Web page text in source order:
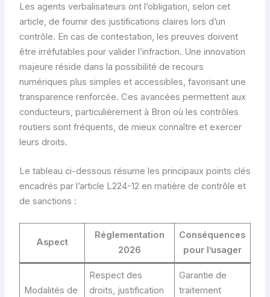
Les agents verbalisateurs ont l’obligation, selon cet
article, de fournir des justifications claires lors d’un
contrôle. En cas de contestation, les preuves doivent
être irréfutables pour valider l’infraction. Une innovation
majeure réside dans la possibilité de recours
numériques plus simples et accessibles, favorisant une
transparence renforcée. Ces avancées permettent aux
conducteurs, particulièrement à Bron où les contrôles
routiers sont fréquents, de mieux connaître et exercer
leurs droits.
Le tableau ci-dessous résume les principaux points clés
encadrés par l’article L224-12 en matière de contrôle et
de sanctions :
Aspect
Réglementation
2026
Conséquences
pour l’usager
Modalités de
Respect des
droits, justification
Garantie de
traitement